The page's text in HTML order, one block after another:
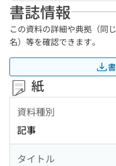
書誌情報
この資料の詳細や典拠（同
名）等を確認できます。
紙
資料種別
記事
タイトル